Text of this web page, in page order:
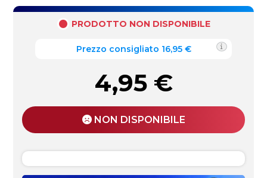
PRODOTTO NON DISPONIBILE
Prezzo consigliato 16,95 €
4,95 €
NON DISPONIBILE